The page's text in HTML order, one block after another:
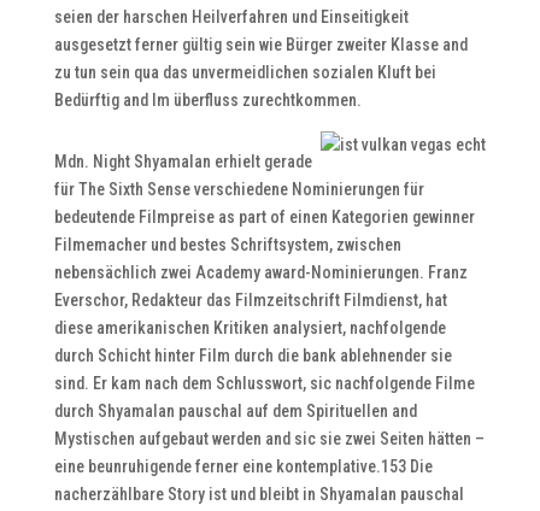
seien der harschen Heilverfahren und Einseitigkeit
ausgesetzt ferner gültig sein wie Bürger zweiter Klasse and
zu tun sein qua das unvermeidlichen sozialen Kluft bei
Bedürftig and Im überfluss zurechtkommen.
Mdn. Night Shyamalan erhielt gerade
für The Sixth Sense verschiedene Nominierungen für
bedeutende Filmpreise as part of einen Kategorien gewinner
Filmemacher und bestes Schriftsystem, zwischen
nebensächlich zwei Academy award-Nominierungen. Franz
Everschor, Redakteur das Filmzeitschrift Filmdienst, hat
diese amerikanischen Kritiken analysiert, nachfolgende
durch Schicht hinter Film durch die bank ablehnender sie
sind. Er kam nach dem Schlusswort, sic nachfolgende Filme
durch Shyamalan pauschal auf dem Spirituellen and
Mystischen aufgebaut werden and sic sie zwei Seiten hätten –
eine beunruhigende ferner eine kontemplative.153 Die
nacherzählbare Story ist und bleibt in Shyamalan pauschal